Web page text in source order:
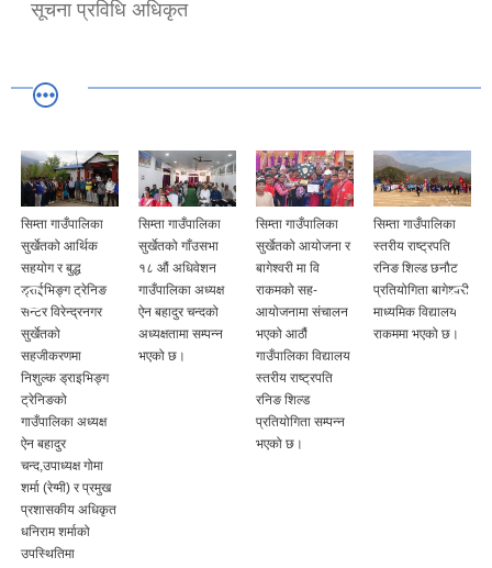
सूचना प्रविधि अधिकृत
सिम्ता गाउँपालिका
सुर्खेतको आर्थिक
सहयोग र बुद्ध
ड्राईभिङ्ग ट्रेनिङ
सेन्टर विरेन्द्रनगर
सुर्खेतको
सहजीकरणमा
निशुल्क ड्राइभिङ्ग
ट्रेनिङको
गाउँपालिका अध्यक्ष
ऐन बहादुर
चन्द,उपाध्यक्ष गोमा
शर्मा (रेग्मी) र प्रमुख
प्रशासकीय अधिकृत
धनिराम शर्माको
उपस्थितिमा
सिम्ता गाउँपालिका
सुर्खेतको गाँउसभा
१८ औं अधिवेशन
गाउँपालिका अध्यक्ष
ऐन बहादुर चन्दको
अध्यक्षतामा सम्पन्न
भएको छ।
सिम्ता गाउँपालिका
सुर्खेतको आयोजना र
बागेश्वरी मा वि
राकमको सह-
आयोजनामा संचालन
भएको आठौं
गाउँपालिका विद्यालय
स्तरीय राष्ट्रपति
रनिङ शिल्ड
प्रतियोगिता सम्पन्न
भएको छ।
सिम्ता गाउँपालिका
स्तरीय राष्ट्रपति
रनिङ शिल्ड छनौट
प्रतियोगिता बागेश्वरी
माध्यमिक विद्यालय
राकममा भएको छ।